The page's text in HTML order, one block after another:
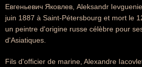
Евгеньевич Яковлев, Aleksandr
juin 1887 à Saint-Pétersbourg et mort le
un peintre d'origine russe célèbre pour
d'Asiatiques.
Fils d'officier de marine, Alexandre